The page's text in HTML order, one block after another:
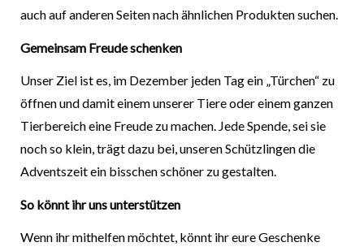
auch auf anderen Seiten nach ähnlichen Produkten suchen.
Gemeinsam Freude schenken
Unser Ziel ist es, im Dezember jeden Tag ein „Türchen“ zu
öffnen und damit einem unserer Tiere oder einem ganzen
Tierbereich eine Freude zu machen. Jede Spende, sei sie
noch so klein, trägt dazu bei, unseren Schützlingen die
Adventszeit ein bisschen schöner zu gestalten.
So könnt ihr uns unterstützen
Wenn ihr mithelfen möchtet, könnt ihr eure Geschenke